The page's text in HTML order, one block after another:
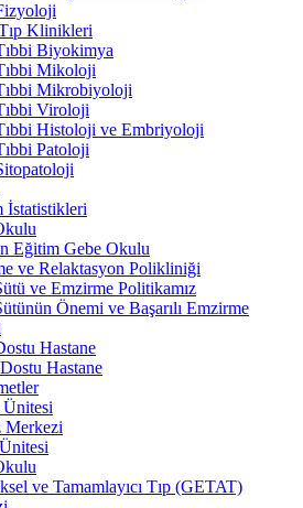
Klinikleri
Biyokimya
Mikoloji
Mikrobiyoloji
Viroloji
Histoloji ve Embriyoloji
Patoloji
İstatistikleri
Eğitim Gebe Okulu
ve Relaktasyon Polikliniği
ve Emzirme Politikamız
Önemi ve Başarılı Emzirme
Hastane
Hastane
ve Tamamlayıcı Tıp (GETAT)